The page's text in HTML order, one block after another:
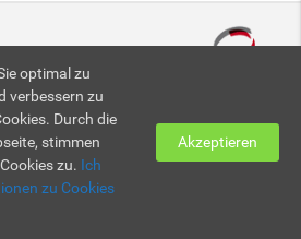
DIN EN ISO 9001:2015
optimal zu
verbessern zu
Durch die
stimmen
zu. Ich
zu Cookies
Akzeptieren